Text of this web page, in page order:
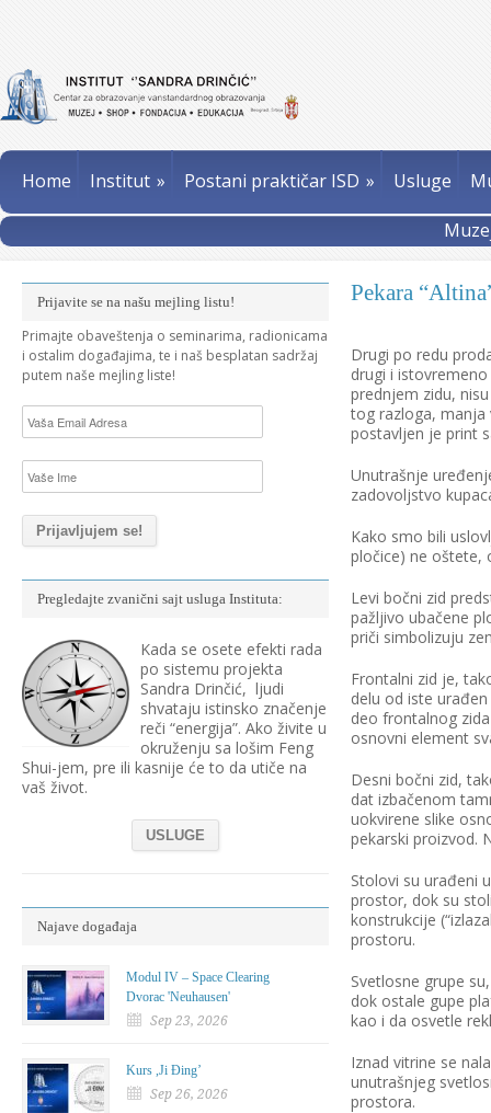
Home Institut » Postani praktičar ISD » Usluge
Pekara
Drugi po redu
drugi i
prednjem zidu,
tog razloga, manja
postavljen je print
Unutrašnje
zadovoljstvo
Kako smo bili
pločice) ne oštete,
Levi bočni zid
pažljivo ubačene
priči simbolizuju
Frontalni zid je,
delu od iste
deo frontalnog
osnovni element
Desni bočni zid,
dat izbačenom
uokvirene slike
pekarski proizvod.
Stolovi su urađeni
prostor, dok su
konstrukcije
prostoru.
Svetlosne grupe
dok ostale gupe
kao i da osvetle
Iznad vitrine se
unutrašnjeg
prostora.
Prijavite se na našu mejling listu!
Primajte obaveštenja o seminarima, radionicama
i ostalim događajima, te i naš besplatan sadržaj
putem naše mejling liste!
Pregledajte zvanični sajt usluga Instituta:
Kada se osete efekti rada
po sistemu projekta
Sandra Drinčić, ljudi
shvataju istinsko značenje
reči “energija”. Ako živite u
okruženju sa lošim Feng
Shui-jem, pre ili kasnije će to da utiče na
vaš život.
USLUGE
Najave događaja
Modul IV – Space Clearing
Dvorac 'Neuhausen'
Sep 23, 2026
Kurs ,Ji Đing’
Sep 26, 2026